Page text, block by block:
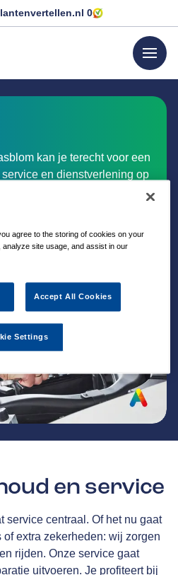
0
menu
kan je terecht voor een
en dienstverlening op
en service
service centraal. Of het nu gaat
extra zekerheden: wij zorgen
rijden. Onze service gaat
uitvoeren. Je profiteert bij
agree to the storing of cookies on your
site usage, and assist in our
Accept All Cookies
Settings